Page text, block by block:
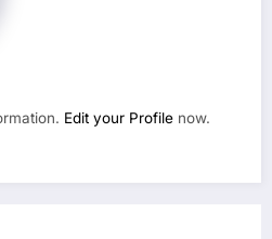
Edit your Profile now.